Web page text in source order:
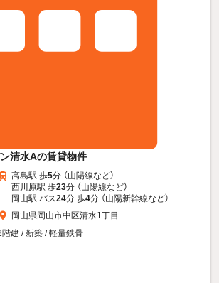
清水Aの賃貸物件
高島駅 歩5分 （山陽線など）
西川原駅 歩23分 （山陽線など）
岡山駅 バス24分 歩4分 （山陽新幹線など）
岡山県岡山市中区清水1丁目
階建 / 新築 / 軽量鉄骨